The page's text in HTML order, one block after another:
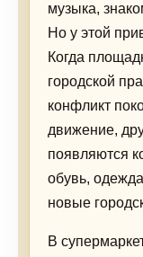
музыка,
Но у этой
Когда
городской
конфликт
движение,
появляются
обувь,
новые
В